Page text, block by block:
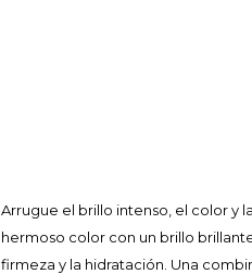
Arrugue el brillo intenso, el color y
hermoso color con un brillo
firmeza y la hidratación. Una